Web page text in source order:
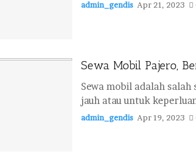
admin_gendis Apr 21, 2023
Sewa Mobil Pajero,
Sewa mobil adalah
jauh atau untuk
admin_gendis Apr 19, 2023